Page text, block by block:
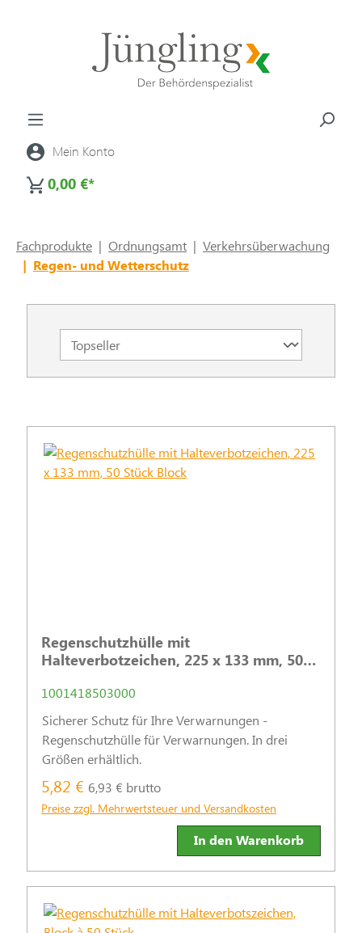
Mein Konto
0,00 €*
Fachprodukte | Ordnungsamt | Verkehrsüberwachung
| Regen- und Wetterschutz
Regenschutzhülle mit
Halteverbotzeichen, 225 x 133 mm, 50
1001418503000
Sicherer Schutz für Ihre Verwarnungen -
Regenschutzhülle für Verwarnungen. In drei
Größen erhältlich.
5,82 € 6,93 € brutto
Preise zzgl. Mehrwertsteuer und Versandkosten
In den Warenkorb